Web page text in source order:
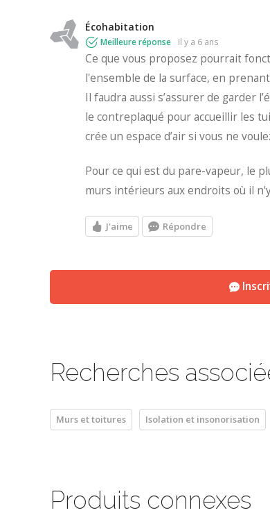
Écohabitation
Meilleure réponse il y a 6 ans
Ce que vous proposez pourrait
l'ensemble de la surface, en
Il faudra aussi s’assurer de garder
le contreplaqué pour accueillir les
crée un espace d’air si vous ne
Pour ce qui est du pare-vapeur, le
murs intérieurs aux endroits où il
J'aime Répondre
Recherches
Murs et toitures Isolation et insonorisation
Produits connexes